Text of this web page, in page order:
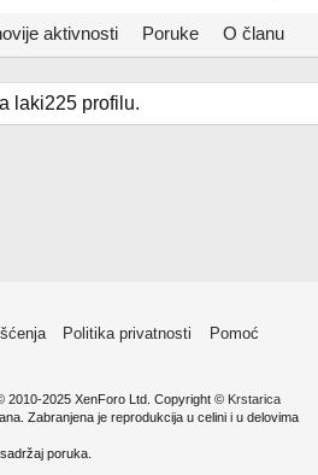
aktivnosti Poruke O članu
laki225 profilu.
Politika privatnosti
Pomoć
2010-2025 XenForo Ltd. Copyright © Krstarica
Zabranjena je reprodukcija u celini i u delovima
poruka.